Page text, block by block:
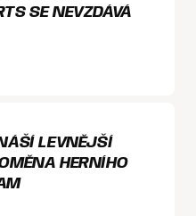
SE NEVZDÁVÁ
LEVNĚJŠÍ
HERNÍHO